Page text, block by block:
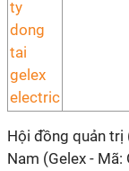
Hội đồng quản trị
Nam (Gelex -